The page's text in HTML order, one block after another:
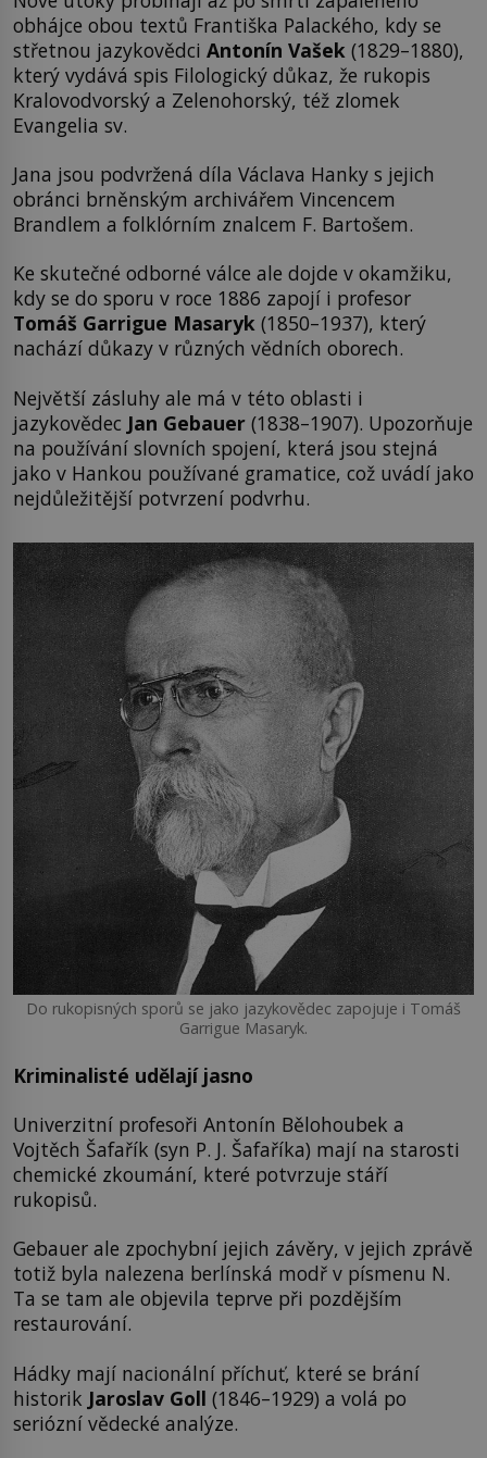
obhájce obou textů Františka Palackého, kdy se
střetnou jazykovědci Antonín Vašek (1829–1880),
který vydává spis Filologický důkaz, že rukopis
Kralovodvorský a Zelenohorský, též zlomek
Evangelia sv.
Jana jsou podvržená díla Václava Hanky s jejich
obránci brněnským archivářem Vincencem
Brandlem a folklórním znalcem F. Bartošem.
Ke skutečné odborné válce ale dojde v okamžiku,
kdy se do sporu v roce 1886 zapojí i profesor
Tomáš Garrigue Masaryk (1850–1937), který
nachází důkazy v různých vědních oborech.
Největší zásluhy ale má v této oblasti i
jazykovědec Jan Gebauer (1838–1907). Upozorňuje
na používání slovních spojení, která jsou stejná
jako v Hankou používané gramatice, což uvádí jako
nejdůležitější potvrzení podvrhu.
Do rukopisných sporů se jako jazykovědec zapojuje i Tomáš
Garrigue Masaryk.
Kriminalisté udělají jasno
Univerzitní profesoři Antonín Bělohoubek a
Vojtěch Šafařík (syn P. J. Šafaříka) mají na starosti
chemické zkoumání, které potvrzuje stáří
rukopisů.
Gebauer ale zpochybní jejich závěry, v jejich zprávě
totiž byla nalezena berlínská modř v písmenu N.
Ta se tam ale objevila teprve při pozdějším
restaurování.
Hádky mají nacionální příchuť, které se brání
historik Jaroslav Goll (1846–1929) a volá po
seriózní vědecké analýze.